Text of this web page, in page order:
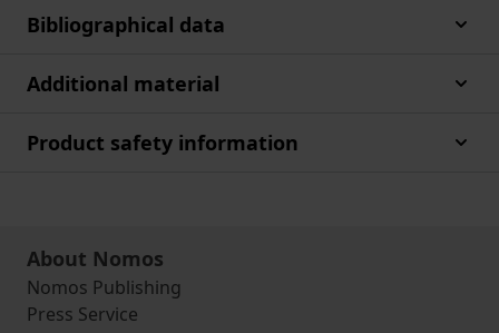
Bibliographical data
Additional material
Product safety information
About Nomos
Nomos Publishing
Press Service